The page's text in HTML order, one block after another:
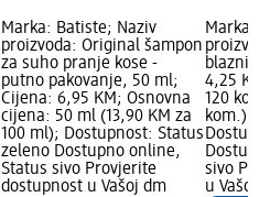
Marka: Batiste; Naziv
proizvoda: Original šampon
za suho pranje kose -
putno pakovanje, 50 ml;
Cijena: 6,95 KM; Osnovna
cijena: 50 ml (13,90 KM za
100 ml); Dostupnost: Status
zeleno Dostupno online,
Status sivo Provjerite
dostupnost u Vašoj dm
Marka:
4,25
120
kom.);
sivo
u Vašoj